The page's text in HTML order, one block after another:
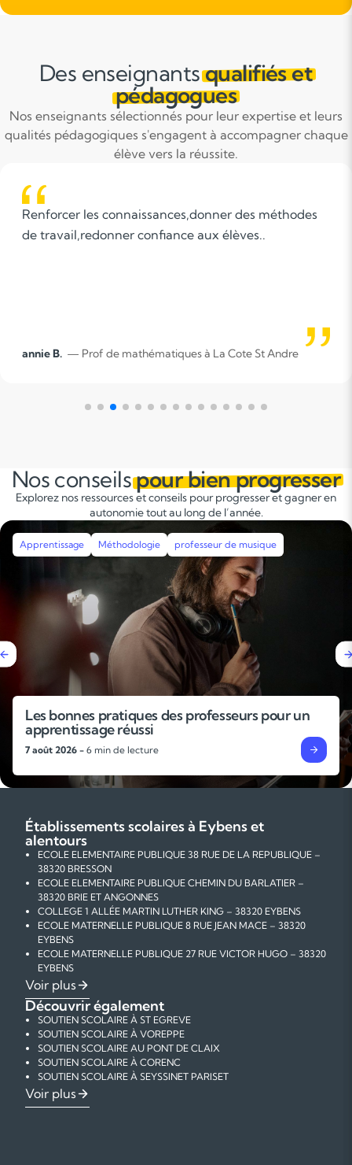
Des enseignantsqualifiés et
pédagogues
Nos enseignants sélectionnés pour leur expertise et leurs
qualités pédagogiques s'engagent à accompagner chaque
élève vers la réussite.
des méthodes
élèves..
Cote St Andre
La patience et l'envie sont
enseigner à des personnes.
Julieth Gabriela V.— Prof de
Nos conseilspour bien progresser
Explorez nos ressources et conseils pour progresser et gagner en
autonomie tout au long de l’année.
Apprentissage Méthodologie professeur de musique
Les bonnes pratiques des professeurs pour un
apprentissage réussi
7 août 2026 - 6 min de lecture
Établissements scolaires à Eybens et
alentours
ECOLE ELEMENTAIRE PUBLIQUE 38 RUE DE LA REPUBLIQUE –
38320 BRESSON
ECOLE ELEMENTAIRE PUBLIQUE CHEMIN DU BARLATIER –
38320 BRIE ET ANGONNES
COLLEGE 1 ALLÉE MARTIN LUTHER KING – 38320 EYBENS
ECOLE MATERNELLE PUBLIQUE 8 RUE JEAN MACE – 38320
EYBENS
ECOLE MATERNELLE PUBLIQUE 27 RUE VICTOR HUGO – 38320
EYBENS
ECOLE MATERNELLE PUBLIQUE 14 PLACE DES COULMES –
38320 EYBENS
ECOLE ELEMENTAIRE PUBLIQUE 3 RUE DU 19 MARS 1962 –
38320 EYBENS
ECOLE ELEMENTAIRE PUBLIQUE 29 RUE VICTOR HUGO –
38320 EYBENS
ECOLE MATERNELLE PUBLIQUE 2 PLACE RENE CHAR – 38320
EYBENS
ECOLE ELEMENTAIRE PUBLIQUE 21 RUE JEAN MACE – 38320
EYBENS
Voir plus
Découvrir également
SOUTIEN SCOLAIRE À ST EGREVE
SOUTIEN SCOLAIRE À VOREPPE
SOUTIEN SCOLAIRE AU PONT DE CLAIX
SOUTIEN SCOLAIRE À CORENC
SOUTIEN SCOLAIRE À SEYSSINET PARISET
SOUTIEN SCOLAIRE À ST MARTIN D'HERES
SOUTIEN SCOLAIRE À ECHIROLLES
COURS PARTICULIERS DE MATHÉMATIQUES À EYBENS
COURS PARTICULIERS DE PHYSIQUE-CHIMIE À EYBENS
Voir plus